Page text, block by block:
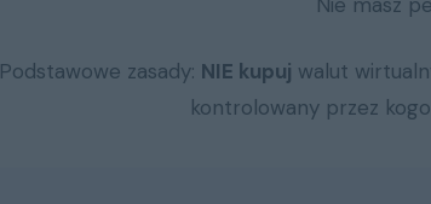
Podstawowe zasady: NIE kupuj walut
kontrolowany przez